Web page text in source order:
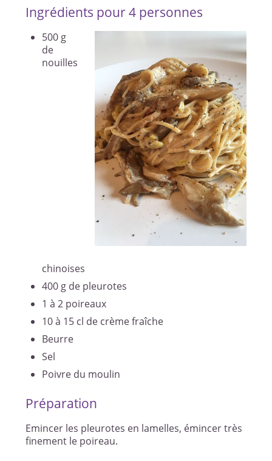
Ingrédients pour 4 personnes
500 g
de
nouilles
chinoises
400 g de pleurotes
1 à 2 poireaux
10 à 15 cl de crème fraîche
Beurre
Sel
Poivre du moulin
Préparation
Emincer les pleurotes en lamelles, émincer très
finement le poireau.